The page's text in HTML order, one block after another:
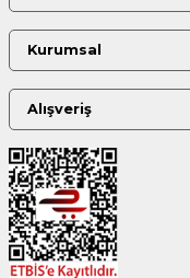
Kurumsal
Alışveriş